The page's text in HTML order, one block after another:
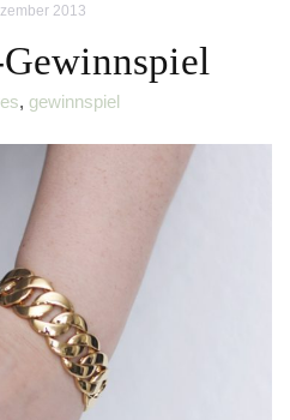
2013
, gewinnspiel